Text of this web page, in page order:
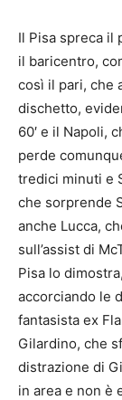
Il Pisa spreca il
il baricentro,
così il pari, che
dischetto,
60′ e il Napoli,
perde
tredici minuti e
che sorprende
anche Lucca,
sull’assist di
Pisa lo
accorciando le
fantasista ex
Gilardino, che
distrazione di
in area e non è